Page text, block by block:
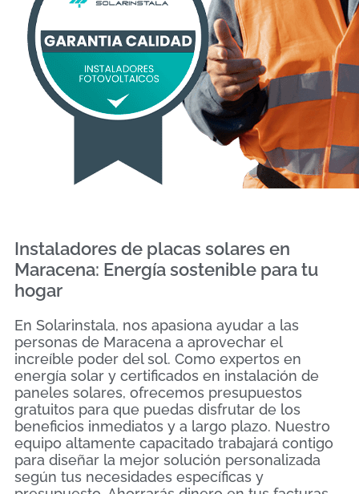
Instaladores de placas solares en
Maracena: Energía sostenible para tu
hogar
En Solarinstala, nos apasiona ayudar a las
personas de Maracena a aprovechar el
increíble poder del sol. Como expertos en
energía solar y certificados en instalación de
paneles solares, ofrecemos presupuestos
gratuitos para que puedas disfrutar de los
beneficios inmediatos y a largo plazo. Nuestro
equipo altamente capacitado trabajará contigo
para diseñar la mejor solución personalizada
según tus necesidades específicas y